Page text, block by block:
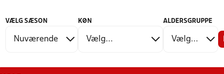
VÆLG SÆSON KØN ALDERSGRUPPE